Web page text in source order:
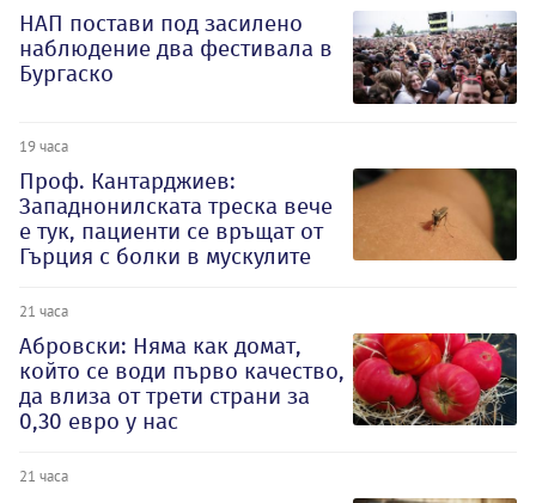
НАП постави под засилено
наблюдение два фестивала в
Бургаско
19 часа
Проф. Кантарджиев:
Западнонилската треска вече
е тук, пациенти се връщат от
Гърция с болки в мускулите
21 часа
Абровски: Няма как домат,
който се води първо качество,
да влиза от трети страни за
0,30 евро у нас
21 часа